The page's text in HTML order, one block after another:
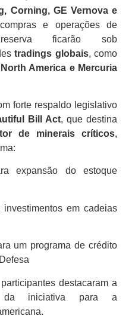
Corning, GE Vernova e
e operações de
ficarão sob
tradings globais, como
America e Mercuria
forte respaldo legislativo
Bill Act, que destina
de minerais críticos,
expansão do estoque
investimentos em cadeias
um programa de crédito
destacaram a
da iniciativa para a